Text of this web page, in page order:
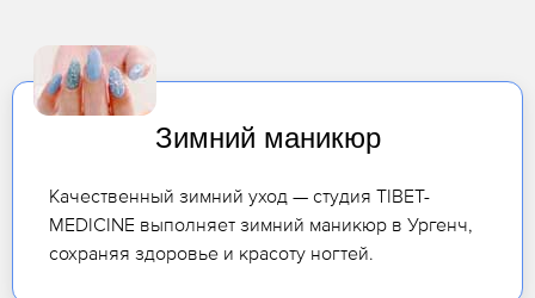
Зимний маникюр
Качественный зимний уход — студия TIBET-
MEDICINE выполняет зимний маникюр в Ургенч,
сохраняя здоровье и красоту ногтей.